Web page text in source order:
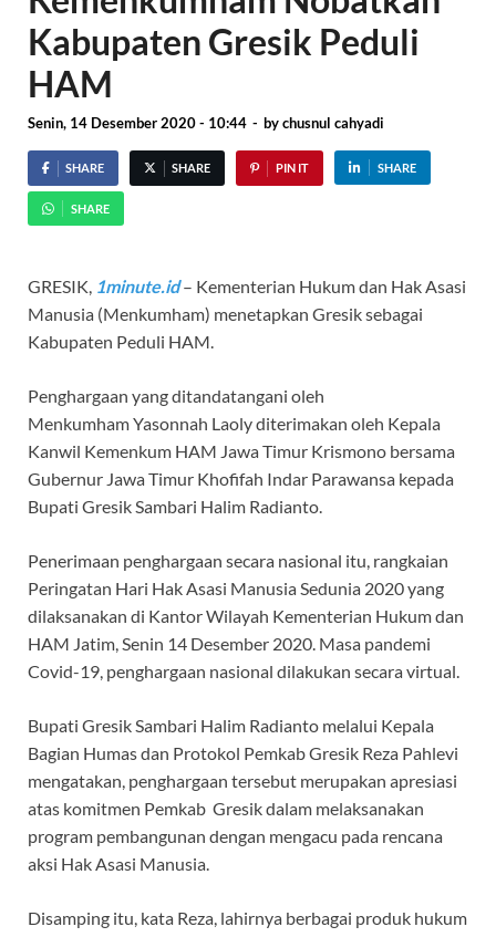
Kabupaten Gresik Peduli
HAM
Senin, 14 Desember 2020 - 10:44 - bychusnul cahyadi
SHARE SHARE PIN IT SHARE
SHARE
GRESIK, 1minute.id– Kementerian Hukum dan Hak Asasi
Manusia (Menkumham) menetapkan Gresik sebagai
Kabupaten Peduli HAM.
Penghargaan yang ditandatangani oleh
Menkumham Yasonnah Laoly diterimakan oleh Kepala
Kanwil Kemenkum HAM Jawa Timur Krismono bersama
Gubernur Jawa Timur Khofifah Indar Parawansa kepada
Bupati Gresik Sambari Halim Radianto.
Penerimaan penghargaan secara nasional itu, rangkaian
Peringatan Hari Hak Asasi Manusia Sedunia 2020 yang
dilaksanakan di Kantor Wilayah Kementerian Hukum dan
HAM Jatim, Senin 14 Desember 2020. Masa pandemi
Covid-19, penghargaan nasional dilakukan secara virtual.
Bupati Gresik Sambari Halim Radianto melalui Kepala
Bagian Humas dan Protokol Pemkab Gresik Reza Pahlevi
mengatakan, penghargaan tersebut merupakan apresiasi
atas komitmen Pemkab Gresik dalam melaksanakan
program pembangunan dengan mengacu pada rencana
aksi Hak Asasi Manusia.
Disamping itu, kata Reza, lahirnya berbagai produk hukum